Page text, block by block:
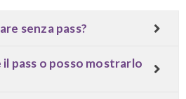
senza pass?
pass o posso mostrarlo